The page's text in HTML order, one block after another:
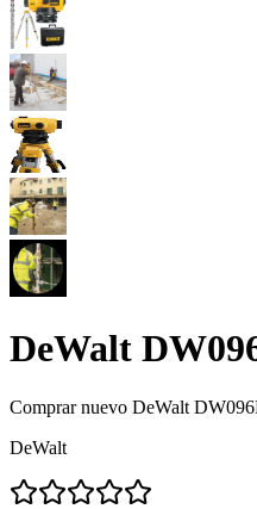
DeWalt
Comprar nuevo DeWalt
DeWalt